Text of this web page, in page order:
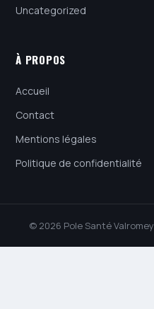
Uncategorized
À PROPOS
Accueil
Contact
Mentions légales
Politique de confidentialité
© 2026 Pole Santé